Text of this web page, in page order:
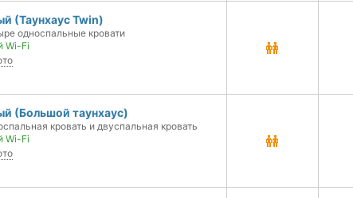
(Таунхаус Twin)
односпальные кровати
Wi-Fi
(Большой таунхаус)
кровать и двуспальная кровать
Wi-Fi